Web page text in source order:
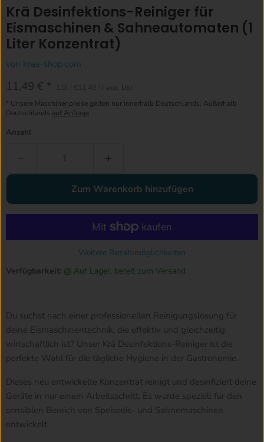
Krä Desinfektions-Reiniger für
Eismaschinen & Sahneautomaten (1
Liter Konzentrat)
von krae-shop.com
Aktueller Preis
11,49 € exkl. USt
* Unsere Maschinenpreise gelten nur innerhalb Deutschlands. Außerhalb
Deutschlands auf Anfrage.
Anzahl
Zum Warenkorb hinzufügen
Weitere Bezahlmöglichkeiten
Verfügbarkeit:
auf Lager, bereit zum Versand
Du suchst nach einer professionellen Reinigungslösung für
deine Eismaschinentechnik, die effektiv und gleichzeitig
wirtschaftlich ist? Unser Krä Desinfektions-Reiniger ist die
perfekte Wahl für die tägliche Hygiene in der Gastronomie.
Dieses neu entwickelte Konzentrat reinigt und desinfiziert deine
Geräte in nur einem Arbeitsschritt. Es wurde speziell für den
sensiblen Bereich von Speiseeis- und Sahnemaschinen
entwickelt.